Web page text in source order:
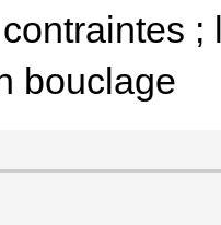
bouclage